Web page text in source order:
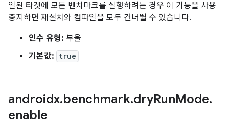
일된 타겟에 모든 벤치마크를 실행하려는 경우 이 기능을 사용
중지하면 재설치와 컴파일을 모두 건너뛸 수 있습니다.
인수 유형: 부울
기본값: true
androidx.benchmark.dryRunMode.
enable